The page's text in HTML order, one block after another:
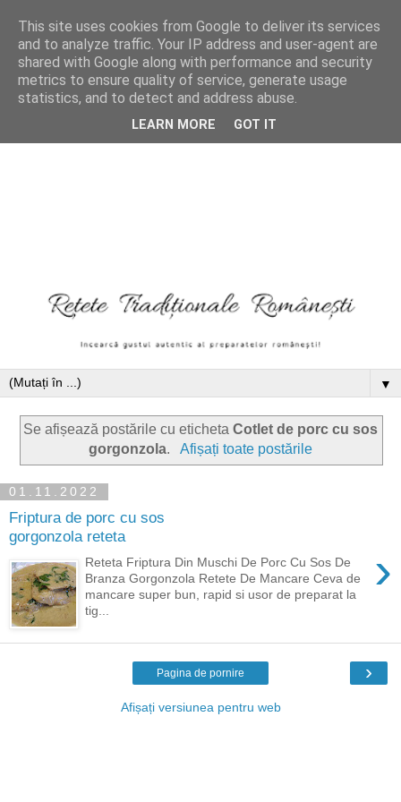
▼
Se afișează postările cu eticheta Cotlet de porc cu sos
gorgonzola. Afișați toate postările
01.11.2022
Friptura de porc cu sos
gorgonzola reteta
›
Reteta Friptura Din Muschi De Porc Cu Sos De
Branza Gorgonzola Retete De Mancare Ceva de
mancare super bun, rapid si usor de preparat la
tig...
›
Pagina de pornire
Afișați versiunea pentru web
This site uses cookies from Google to deliver its services
and to analyze traffic. Your IP address and user-agent are
shared with Google along with performance and security
metrics to ensure quality of service, generate usage
statistics, and to detect and address abuse.
LEARN MORE GOT IT